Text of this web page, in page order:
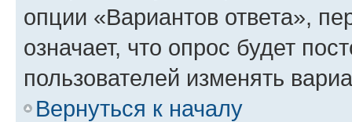
опции «Вариантов ответа»,
означает, что опрос будет
пользователей изменять
Вернуться к началу